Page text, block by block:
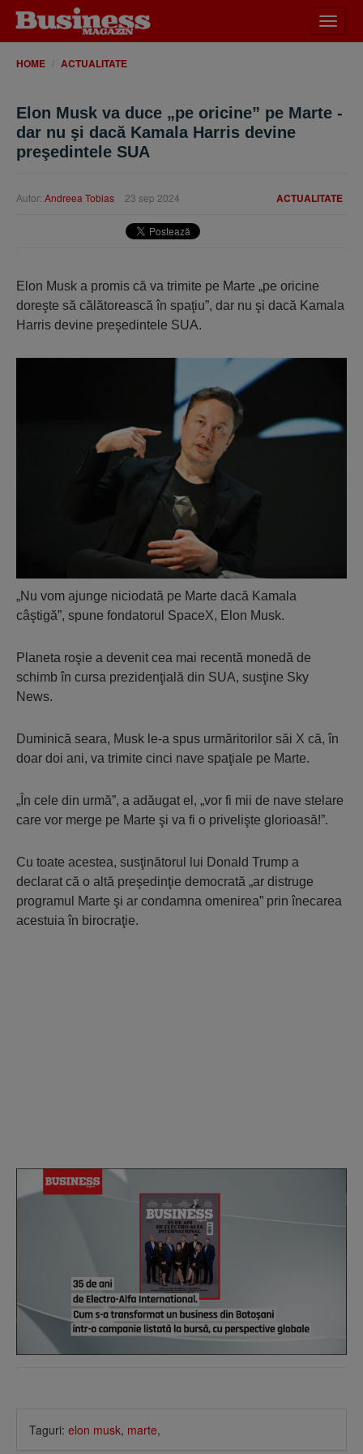
meniu
HOME ACTUALITATE
Elon Musk va duce „pe oricine” pe Marte -
dar nu şi dacă Kamala Harris devine
preşedintele SUA
ACTUALITATE
Autor: Andreea Tobias 23 sep 2024
Elon Musk a promis că va trimite pe Marte „pe oricine
doreşte să călătorească în spaţiu”, dar nu şi dacă Kamala
Harris devine preşedintele SUA.
„Nu vom ajunge niciodată pe Marte dacă Kamala
câştigă”, spune fondatorul SpaceX, Elon Musk.
Planeta roşie a devenit cea mai recentă monedă de
schimb în cursa prezidenţială din SUA, susţine Sky
News.
Duminică seara, Musk le-a spus urmăritorilor săi X că, în
doar doi ani, va trimite cinci nave spaţiale pe Marte.
„În cele din urmă”, a adăugat el, „vor fi mii de nave stelare
care vor merge pe Marte şi va fi o privelişte glorioasă!”.
Cu toate acestea, susţinătorul lui Donald Trump a
declarat că o altă preşedinţie democrată „ar distruge
programul Marte şi ar condamna omenirea” prin înecarea
acestuia în birocraţie.
Taguri: elon musk, marte,